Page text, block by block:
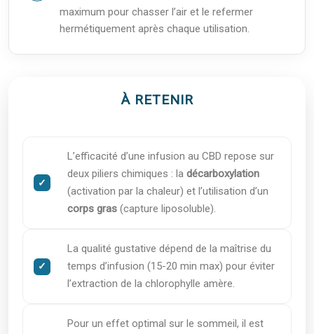
maximum pour chasser l’air et le refermer
hermétiquement après chaque utilisation.
À RETENIR
L’efficacité d’une infusion au CBD repose sur
deux piliers chimiques : la décarboxylation
(activation par la chaleur) et l’utilisation d’un
corps gras (capture liposoluble).
La qualité gustative dépend de la maîtrise du
temps d’infusion (15-20 min max) pour éviter
l’extraction de la chlorophylle amère.
Pour un effet optimal sur le sommeil, il est